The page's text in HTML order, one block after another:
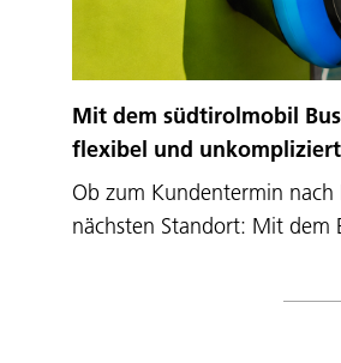
Mit dem südtirolmobil
flexibel und
Ob zum Kundentermin
nächsten Standort: Mit dem